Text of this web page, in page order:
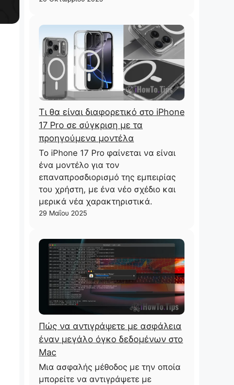
Τι θα είναι διαφορετικό στο iPhone
17 Pro σε σύγκριση με τα
προηγούμενα μοντέλα
Το iPhone 17 Pro φαίνεται να είναι
ένα μοντέλο για τον
επαναπροσδιορισμό της εμπειρίας
του χρήστη, με ένα νέο σχέδιο και
μερικά νέα χαρακτηριστικά.
29 Μαΐου 2025
Πώς να αντιγράψετε με ασφάλεια
έναν μεγάλο όγκο δεδομένων στο
Mac
Μια ασφαλής μέθοδος με την οποία
μπορείτε να αντιγράψετε με